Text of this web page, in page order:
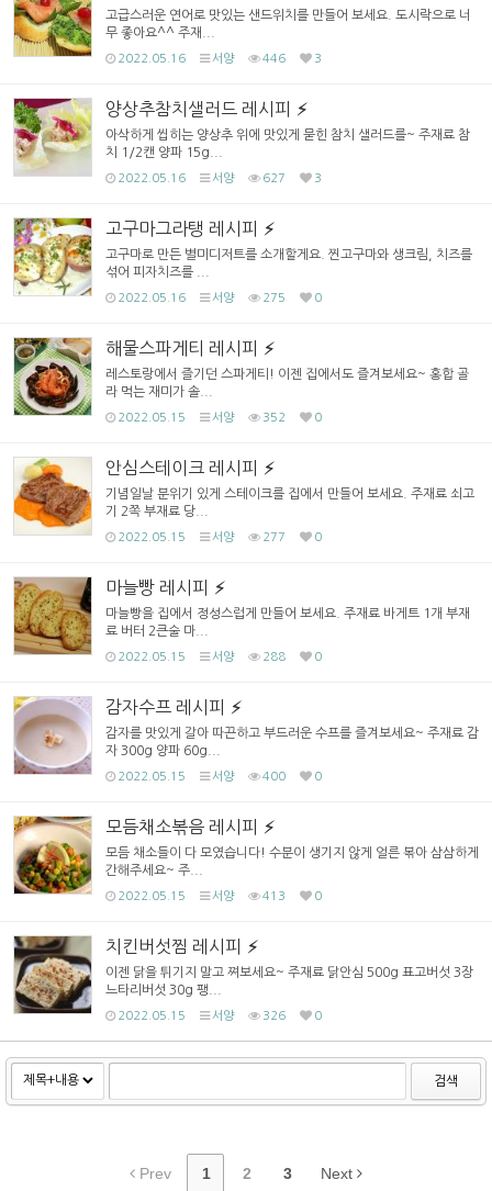
고급스러운 연어로 맛있는 샌드위치를 만들어 보세요. 도시락으로 너
무 좋아요^^ 주재...
2022.05.16 서양 446 3
양상추참치샐러드 레시피
아삭하게 씹히는 양상추 위에 맛있게 묻힌 참치 샐러드를~ 주재료 참
치 1/2캔 양파 15g...
2022.05.16 서양 627 3
고구마그라탱 레시피
고구마로 만든 별미디저트를 소개할게요. 찐고구마와 생크림, 치즈를
섞어 피자치즈를 ...
2022.05.16 서양 275 0
해물스파게티 레시피
레스토랑에서 즐기던 스파게티! 이젠 집에서도 즐겨보세요~ 홍합 골
라 먹는 재미가 솔...
2022.05.15 서양 352 0
안심스테이크 레시피
기념일날 분위기 있게 스테이크를 집에서 만들어 보세요. 주재료 쇠고
기 2쪽 부재료 당...
2022.05.15 서양 277 0
마늘빵 레시피
마늘빵을 집에서 정성스럽게 만들어 보세요. 주재료 바게트 1개 부재
료 버터 2큰술 마...
2022.05.15 서양 288 0
감자수프 레시피
감자를 맛있게 갈아 따끈하고 부드러운 수프를 즐겨보세요~ 주재료 감
자 300g 양파 60g...
2022.05.15 서양 400 0
모듬채소볶음 레시피
모듬 채소들이 다 모였습니다! 수분이 생기지 않게 얼른 볶아 삼삼하게
간해주세요~ 주...
2022.05.15 서양 413 0
치킨버섯찜 레시피
이젠 닭을 튀기지 말고 쪄보세요~ 주재료 닭안심 500g 표고버섯 3장
느타리버섯 30g 팽...
2022.05.15 서양 326 0
검색
Prev 1 2 3 Next